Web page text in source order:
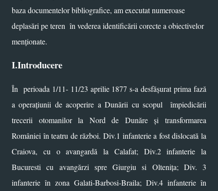
baza documentelor bibliografice, am executat numeroase
deplasări pe teren în vederea identificării corecte a obiectivelor
menționate.
I.Introducere
În perioada 1/11- 11/23 aprilie 1877 s-a desfășurat prima fază
a operațiunii de acoperire a Dunării cu scopul împiedicării
trecerii otomanilor la Nord de Dunăre și transformarea
României în teatru de război. Div.1 infanterie a fost dislocată la
Craiova, cu o avangardă la Calafat; Div.2 infanterie la
Bucuresti cu avangărzi spre Giurgiu si Oltenița; Div. 3
infanterie în zona Galati-Barbosi-Braila; Div.4 infanterie în